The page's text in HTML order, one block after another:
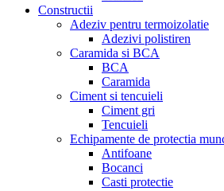
Constructii
Adeziv pentru termoizolatie
Adezivi polistiren
Caramida si BCA
BCA
Caramida
Ciment si tencuieli
Ciment gri
Tencuieli
Echipamente de protectia
Antifoane
Bocanci
Casti protectie